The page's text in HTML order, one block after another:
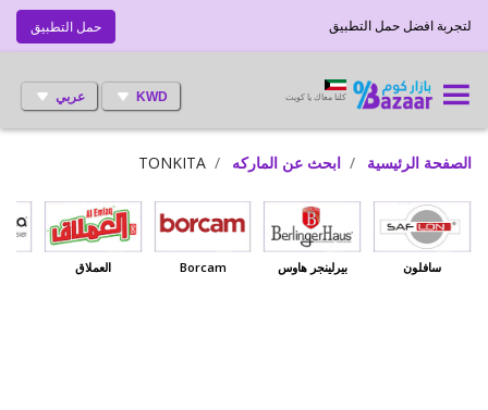
حمل التطبيق لتجربة افضل حمل التطبيق
KWD عربي كلنا معاك يا كويت
الصفحة الرئيسية ابحث عن الماركه TONKITA
سافلون بيرلينجر هاوس Borcam العملاق